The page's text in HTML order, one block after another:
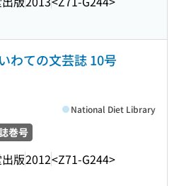
わての文芸誌 10号
巻号
版2012<Z71-G244>
National Diet Library